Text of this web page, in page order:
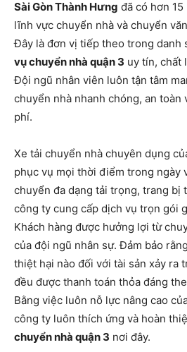
Sài Gòn Thành Hưng đã có hơn
lĩnh vực chuyển nhà và chuyển
Đây là đơn vị tiếp theo trong danh
vụ chuyển nhà quận 3 uy tín, chất
Đội ngũ nhân viên luôn tận tâm
chuyển nhà nhanh chóng, an toàn
phí.
Xe tải chuyển nhà chuyên dụng
phục vụ mọi thời điểm trong ngày
chuyển đa dạng tải trọng, trang bị
công ty cung cấp dịch vụ trọn gói
Khách hàng được hưởng lợi từ
của đội ngũ nhân sự. Đảm bảo
thiệt hại nào đối với tài sản xảy ra
đều được thanh toán thỏa đáng
Bằng việc luôn nỗ lực nâng cao
công ty luôn thích ứng và hoàn
chuyển nhà quận 3 nơi đây.